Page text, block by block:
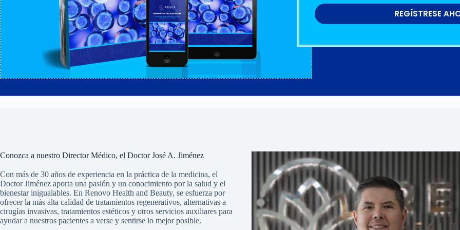
REGÍSTRESE
Conozca a nuestro Director Médico, el Doctor José A. Jiménez
Con más de 30 años de experiencia en la práctica de la medicina, el
Doctor Jiménez aporta una pasión y un conocimiento por la salud y el
bienestar inigualables. En Renovo Health and Beauty, se esfuerza por
ofrecer la más alta calidad de tratamientos regenerativos, alternativas a
cirugías invasivas, tratamientos estéticos y otros servicios auxiliares para
ayudar a nuestros pacientes a verse y sentirse lo mejor posible.